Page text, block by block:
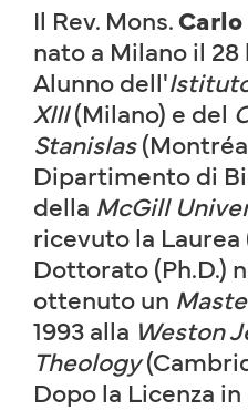
Il Rev. Mons.
nato a Milano il 28
Alunno dell'
XIII(Milano) e del
Stanislas
Dipartimento di
della McGill
ricevuto la Laurea
Dottorato (Ph.D.)
ottenuto un
1993 alla Weston
Theology
Dopo la Licenza